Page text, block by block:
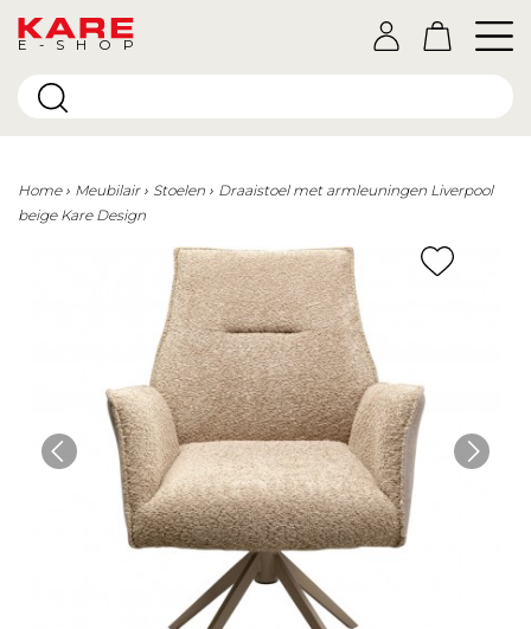
E-SHOP
Home Meubilair Stoelen
Draaistoel met armleuningen Liverpool
beige Kare Design